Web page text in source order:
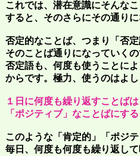
これでは、潜在意識にそんな
すると、そのさらにその通り
否定的なことば、つまり「否
そのことば通りになっていく
否定語も、何度も使うことに
からです。極力、使うのはよ
１日に何度も繰り返すことば
「ポジティブ」なことばにす
このような「肯定的」「ポジ
毎日、何度も何度も繰り返し